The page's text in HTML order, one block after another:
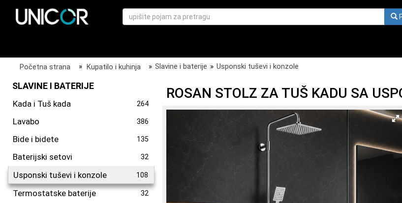
Početna strana » Kupatilo i kuhinja » Slavine i baterije » Usponski tuševi i konzole
SLAVINE I BATERIJE
Kada i Tuš kada 264
Lavabo 386
Bide i bidete 135
Baterijski setovi 32
Usponski tuševi i konzole 108
Termostatske baterije 32
ROSAN STOLZ ZA TUŠ KADU SA